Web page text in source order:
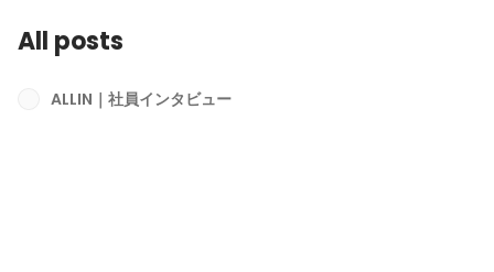
All posts
ALLIN｜社員インタビュー